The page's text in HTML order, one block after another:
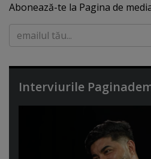
Abonează-te la Pagina de
Interviurile